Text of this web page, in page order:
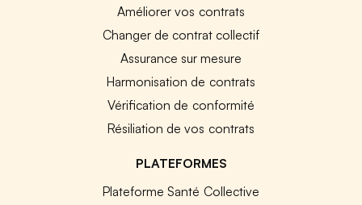
Améliorer vos contrats
Changer de contrat collectif
Assurance sur mesure
Harmonisation de contrats
Vérification de conformité
Résiliation de vos contrats
PLATEFORMES
Plateforme Santé Collective